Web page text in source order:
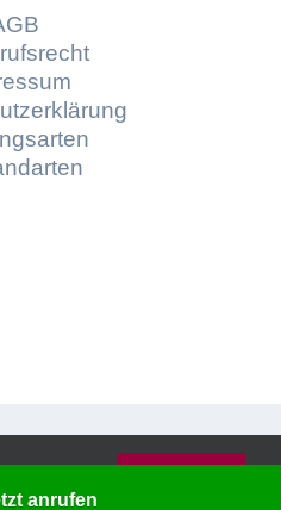
und Webdesign by
anrufen